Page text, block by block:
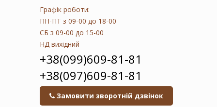
Графік роботи:
ПН-ПТ з 09-00 до 18-00
СБ з 09-00 до 15-00
НДвихідний
+38(099)609-81-81
+38(097)609-81-81
Замовити зворотній дзвінок